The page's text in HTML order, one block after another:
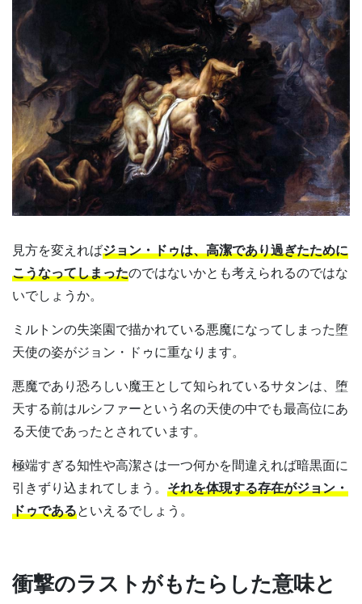
見方を変えればジョン・ドゥは、高潔であり過ぎたために
こうなってしまったのではないかとも考えられるのではな
いでしょうか。
ミルトンの失楽園で描かれている悪魔になってしまった堕
天使の姿がジョン・ドゥに重なります。
悪魔であり恐ろしい魔王として知られているサタンは、堕
天する前はルシファーという名の天使の中でも最高位にあ
る天使であったとされています。
極端すぎる知性や高潔さは一つ何かを間違えれば暗黒面に
引きずり込まれてしまう。 それを体現する存在がジョン・
ドゥであるといえるでしょう。
衝撃のラストがもたらした意味と